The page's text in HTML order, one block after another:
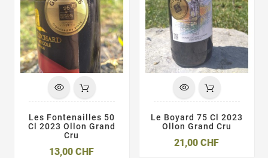
Les Fontenailles 50
Cl 2023 Ollon Grand
Cru
13,00 CHFPrix
Le Boyard 75 Cl 2023
Ollon Grand Cru
21,00 CHFPrix